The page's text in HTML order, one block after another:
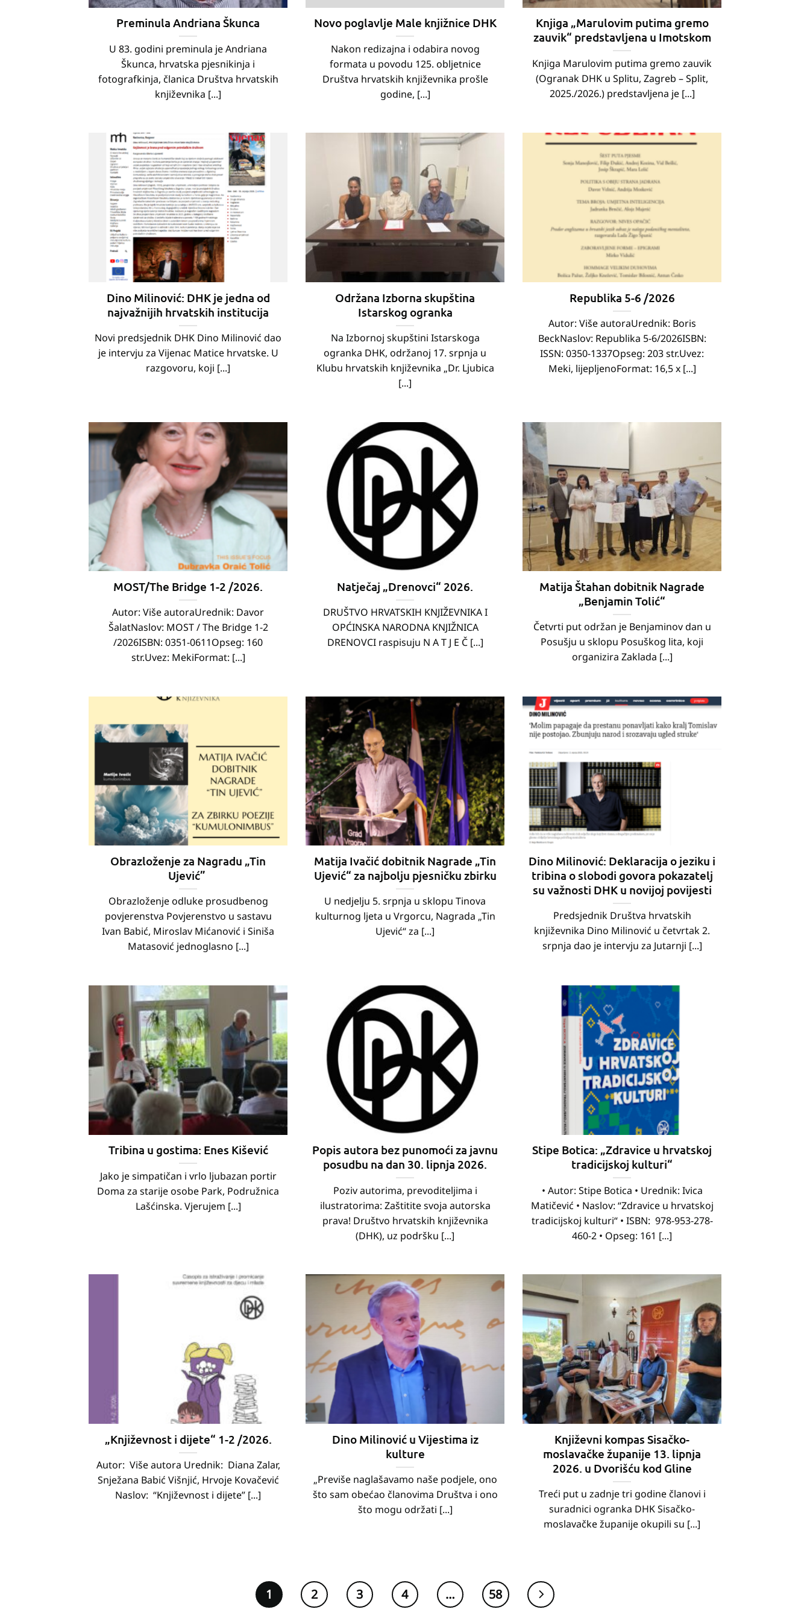
Preminula Andriana Škunca
U 83. godini preminula je Andriana
Škunca, hrvatska pjesnikinja i
fotografkinja, članica Društva hrvatskih
književnika [...]
Novo poglavlje Male knjižnice DHK
Nakon redizajna i odabira novog
formata u povodu 125. obljetnice
Društva hrvatskih književnika prošle
godine, [...]
Knjiga „Marulovim putima gremo
zauvik“ predstavljena u Imotskom
Knjiga Marulovim putima gremo zauvik
(Ogranak DHK u Splitu, Zagreb – Split,
2025./2026.) predstavljena je [...]
Dino Milinović: DHK je jedna od
najvažnijih hrvatskih institucija
Novi predsjednik DHK Dino Milinović dao
je intervju za Vijenac Matice hrvatske. U
razgovoru, koji [...]
Održana Izborna skupština
Istarskog ogranka
Na Izbornoj skupštini Istarskoga
ogranka DHK, održanoj 17. srpnja u
Klubu hrvatskih književnika „Dr. Ljubica
[...]
Republika 5-6 /2026
Autor: Više autoraUrednik: Boris
BeckNaslov: Republika 5-6/2026ISBN:
ISSN: 0350-1337Opseg: 203 str.Uvez:
Meki, lijepljenoFormat: 16,5 x [...]
MOST/The Bridge 1-2 /2026.
Autor: Više autoraUrednik: Davor
ŠalatNaslov: MOST / The Bridge 1-2
/2026ISBN: 0351-0611Opseg: 160
str.Uvez: MekiFormat: [...]
Natječaj „Drenovci“ 2026.
DRUŠTVO HRVATSKIH KNJIŽEVNIKA I
OPĆINSKA NARODNA KNJIŽNICA
DRENOVCI raspisuju N A T J E Č [...]
Matija Štahan dobitnik Nagrade
„Benjamin Tolić“
Četvrti put održan je Benjaminov dan u
Posušju u sklopu Posuškog lita, koji
organizira Zaklada [...]
Obrazloženje za Nagradu „Tin
Ujević”
Obrazloženje odluke prosudbenog
povjerenstva Povjerenstvo u sastavu
Ivan Babić, Miroslav Mićanović i Siniša
Matasović jednoglasno [...]
Matija Ivačić dobitnik Nagrade „Tin
Ujević“ za najbolju pjesničku zbirku
U nedjelju 5. srpnja u sklopu Tinova
kulturnog ljeta u Vrgorcu, Nagrada „Tin
Ujević“ za [...]
Dino Milinović: Deklaracija o jeziku i
tribina o slobodi govora pokazatelj
su važnosti DHK u novijoj povijesti
Predsjednik Društva hrvatskih
književnika Dino Milinović u četvrtak 2.
srpnja dao je intervju za Jutarnji [...]
Tribina u gostima: Enes Kišević
Jako je simpatičan i vrlo ljubazan portir
Doma za starije osobe Park, Podružnica
Lašćinska. Vjerujem [...]
Popis autora bez punomoći za javnu
posudbu na dan 30. lipnja 2026.
Poziv autorima, prevoditeljima i
ilustratorima: Zaštitite svoja autorska
prava! Društvo hrvatskih književnika
(DHK), uz podršku [...]
Stipe Botica: „Zdravice u hrvatskoj
tradicijskoj kulturi“
• Autor: Stipe Botica • Urednik: Ivica
Matičević • Naslov: “Zdravice u hrvatskoj
tradicijskoj kulturi“ • ISBN: 978-953-278-
460-2 • Opseg: 161 [...]
„Književnost i dijete“ 1-2 /2026.
Autor: Više autora Urednik: Diana Zalar,
Snježana Babić Višnjić, Hrvoje Kovačević
Naslov: “Književnost i dijete” [...]
Dino Milinović u Vijestima iz
kulture
„Previše naglašavamo naše podjele, ono
što sam obećao članovima Društva i ono
što mogu održati [...]
Književni kompas Sisačko-
moslavačke županije 13. lipnja
2026. u Dvorišću kod Gline
Treći put u zadnje tri godine članovi i
suradnici ogranka DHK Sisačko-
moslavačke županije okupili su [...]
1 2 3 4 … 58